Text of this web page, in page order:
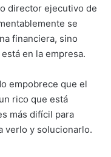
director ejecutivo de
se
financiera, sino
en la empresa.
empobrece que el
rico que está
más difícil para
verlo y solucionarlo.